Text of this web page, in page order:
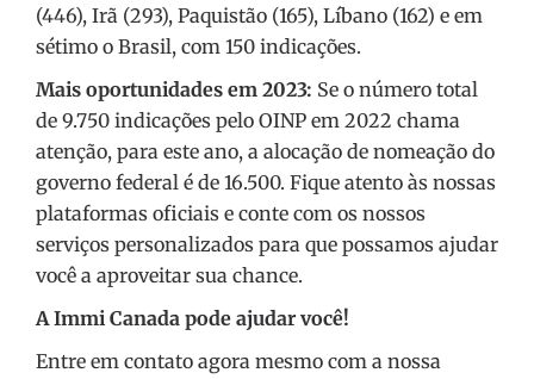
(446), Irã (293), Paquistão (165), Líbano (162) e em
sétimo o Brasil, com 150 indicações.
Mais oportunidades em 2023: Se o número total
de 9.750 indicações pelo OINP em 2022 chama
atenção, para este ano, a alocação de nomeação do
governo federal é de 16.500. Fique atento às nossas
plataformas oficiais e conte com os nossos
serviços personalizados para que possamos ajudar
você a aproveitar sua chance.
A Immi Canada pode ajudar você!
Entre em contato agora mesmo com a nossa